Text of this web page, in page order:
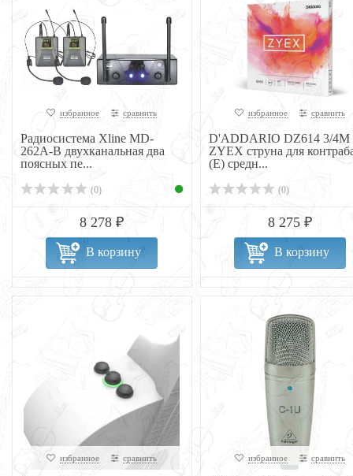
избранное сравнить
Радиосистема Xline MD-
262A-B двухканальная два
поясных пе...
(0)
8 278 ₽
В корзину
избранное сравнить
D'ADDARIO DZ614 3/4M
ZYEX струна для
(E) средн...
(0)
8 275 ₽
В корзину
избранное сравнить избранное сравнить